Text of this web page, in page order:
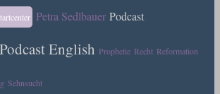
Petra Sedlbauer Podcast
Podcast English Prophetie Recht Reformation
Sehnsucht